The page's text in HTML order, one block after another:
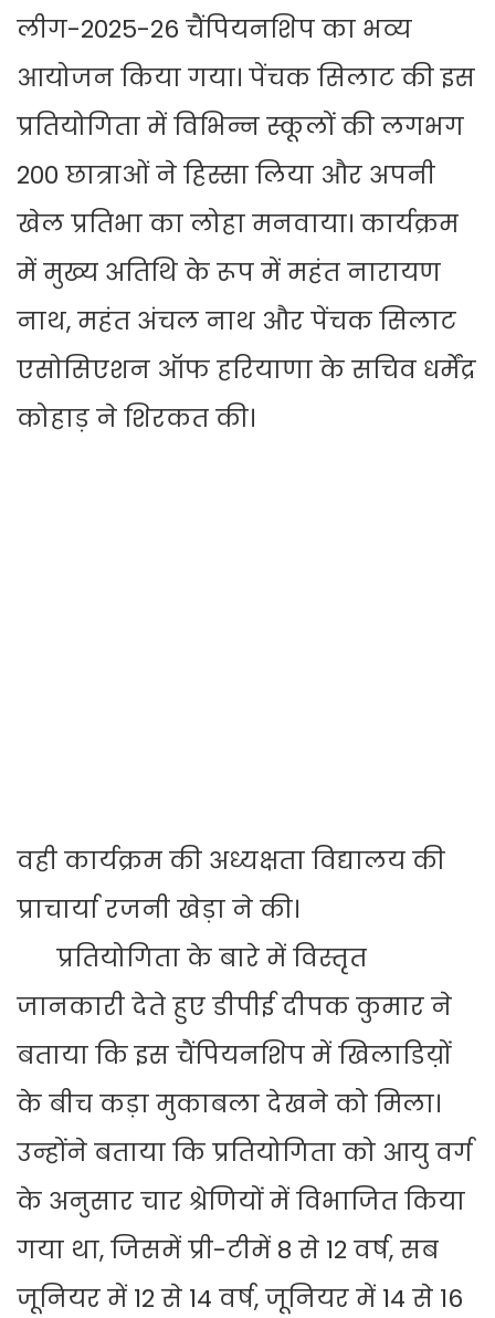
लीग-2025-26 चैंपियनशिप का भव्य
आयोजन किया गया। पेंचक सिलाट की इस
प्रतियोगिता में विभिन्न स्कूलों की लगभग
200 छात्राओं ने हिस्सा लिया और अपनी
खेल प्रतिभा का लोहा मनवाया। कार्यक्रम
में मुख्य अतिथि के रूप में महंत नारायण
नाथ, महंत अंचल नाथ और पेंचक सिलाट
एसोसिएशन ऑफ हरियाणा के सचिव धर्मेंद्र
कोहाड़ ने शिरकत की।
वही कार्यक्रम की अध्यक्षता विद्यालय की
प्राचार्या रजनी खेड़ा ने की।
प्रतियोगिता के बारे में विस्तृत
जानकारी देते हुए डीपीई दीपक कुमार ने
बताया कि इस चैंपियनशिप में खिलाडिय़ों
के बीच कड़ा मुकाबला देखने को मिला।
उन्होंने बताया कि प्रतियोगिता को आयु वर्ग
के अनुसार चार श्रेणियों में विभाजित किया
गया था, जिसमें प्री-टीमें 8 से 12 वर्ष, सब
जूनियर में 12 से 14 वर्ष, जूनियर में 14 से 16